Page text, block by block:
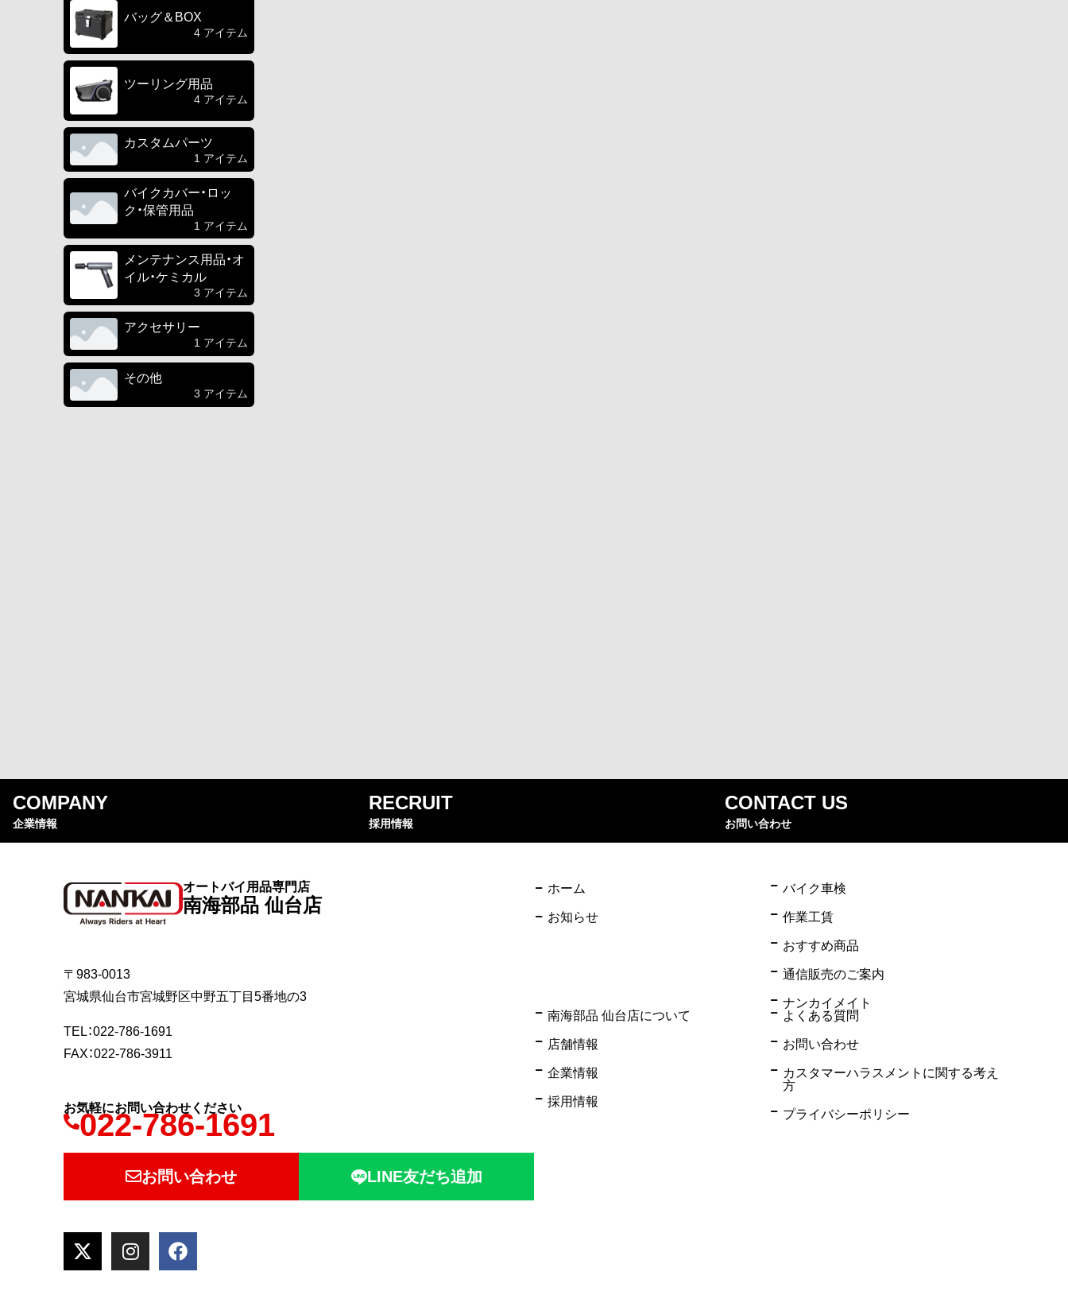
バッグ＆BOX
4 アイテム
ツーリング用品
4 アイテム
カスタムパーツ
1 アイテム
バイクカバー・ロッ
ク・保管用品
1 アイテム
メンテナンス用品・オ
イル・ケミカル
3 アイテム
アクセサリー
1 アイテム
その他
3 アイテム
COMPANY
企業情報
RECRUIT
採用情報
CONTACT US
お問い合わせ
オートバイ用品専門店
南海部品 仙台店
〒983-0013
宮城県仙台市宮城野区中野五丁目5番地の3
TEL：022-786-1691
FAX：022-786-3911
お気軽にお問い合わせください
022-786-1691
お問い合わせ LINE友だち追加
ホーム
お知らせ
バイク車検
作業工賃
おすすめ商品
通信販売のご案内
ナンカイメイト
南海部品 仙台店について
店舗情報
企業情報
採用情報
よくある質問
お問い合わせ
カスタマーハラスメントに関する考え
方
プライバシーポリシー